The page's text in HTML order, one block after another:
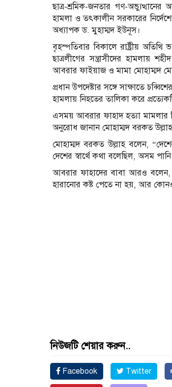
ছাত্র-শ্রমিক-জনতার গণ-
হামলা ও তৎকালীন সরকারের নির্দেশে
অধ্যাপক ড. মুহাম্মদ ইউনূস।
বৃহস্পতিবার বিকালে রাষ্ট্রীয়
ছাত্রলীগের সন্ত্রাসীদের হামলায়
আবরার ফাইয়াজ ও মামা মোহাম্মদ
প্রধান উপদেষ্টার সঙ্গে সাক্ষাতে
হামলায় নিহতের তালিকা করে
এসময় আবরার ফাহাদ হত্যা মামলার
অনুরোধ জানান মোহাম্মদ বরকত
মোহাম্মদ বরকত উল্লাহ বলেন,
দেশের স্বার্থে কথা বলেছিল, অসম
আবরার ফাহাদের বাবা আরও
হারানোর কষ্ট পেতে না হয়, আর
নিউজটি শেয়ার করুন..
Facebook Twitter